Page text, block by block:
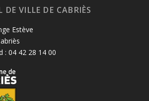
DE VILLE DE CABRIÈS
Estève
: 04 42 28 14 00